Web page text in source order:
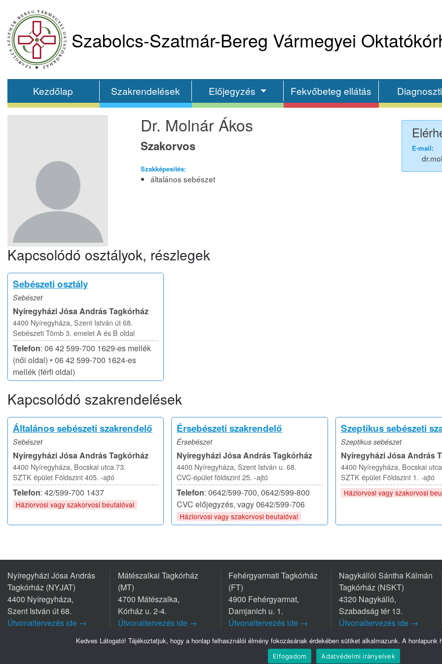
Szabolcs-Szatmár-Bereg Vármegyei
Kezdőlap Szakrendelések Előjegyzés Fekvőbeteg ellátás
Dr. Molnár Ákos
Szakorvos
Szakképesítés:
általános sebészet
E-mail:
Kapcsolódó osztályok, részlegek
Sebészeti osztály
Sebészet
Nyíregyházi Jósa András Tagkórház
4400 Nyíregyháza, Szent István út 68.
Sebészeti Tömb 3. emelet A és B oldal
Telefon: 06 42 599-700 1629-es mellék
(női oldal) • 06 42 599-700 1624-es
mellék (férfi oldal)
Kapcsolódó szakrendelések
Általános sebészeti szakrendelő
Sebészet
Nyíregyházi Jósa András Tagkórház
4400 Nyíregyháza, Bocskai utca.73.
SZTK épület Földszint 405. -ajtó
Telefon: 42/599-700 1437
Háziorvosi vagy szakorvosi beutalóval
Érsebészeti szakrendelő
Érsebészet
Nyíregyházi Jósa András Tagkórház
4400 Nyíregyháza, Szent István u. 68.
CVC-épület földszint 25. -ajtó
Telefon: 0642/599-700, 0642/599-800
CVC előjegyzés, vagy 0642/599-706
Háziorvosi vagy szakorvosi beutalóval
Szeptikus sebészeti
Szeptikus sebészet
Nyíregyházi Jósa András
4400 Nyíregyháza, Bocskai
SZTK épület Földszint 1. -ajtó
Háziorvosi vagy szakorvosi
Nyíregyházi Jósa András
Tagkórház (NYJAT)
4400 Nyíregyháza,
Szent István út 68.
Útvonaltervezés ide →
Mátészalkai Tagkórház
(MT)
4700 Mátészalka,
Kórház u. 2-4.
Útvonaltervezés ide →
Fehérgyarmati Tagkórház
(FT)
4900 Fehérgyarmat,
Damjanich u. 1.
Útvonaltervezés ide →
Nagykállói Sántha Kálmán
Tagkórház (NSKT)
4320 Nagykálló,
Szabadság tér 13.
Útvonaltervezés ide →
Kedves Látogató! Tájékoztatjuk, hogy a honlap felhasználói élmény fokozásának érdekében sütiket alkalmazunk. A
Elfogadom Adatvédelmi irányelvek